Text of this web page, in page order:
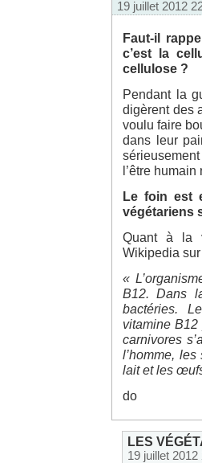
19 juillet 2012
Faut-il
c’est la
cellulose ?
Pendant la
digèrent des
voulu faire
dans leur
l’être
Le foin est
végétariens
Quant à la
Wikipedia
«
B12. Dans
bactéries.
vitamine
carnivores
l’homme,
lait et les
do
LES
19 juillet 2012